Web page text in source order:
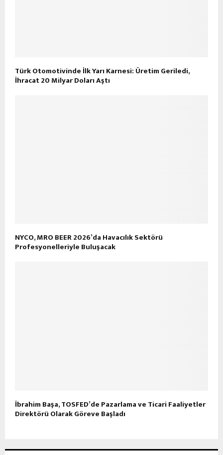
Türk Otomotivinde İlk Yarı Karnesi: Üretim Geriledi,
İhracat 20 Milyar Doları Aştı
NYCO, MRO BEER 2026’da Havacılık Sektörü
Profesyonelleriyle Buluşacak
İbrahim Başa, TOSFED’de Pazarlama ve Ticari Faaliyetler
Direktörü Olarak Göreve Başladı